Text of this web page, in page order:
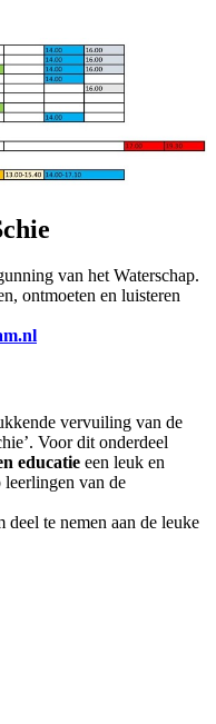
van het Waterschap.
ontmoeten en luisteren
vervuiling van de
Voor dit onderdeel
educatie een leuk en
leerlingen van de
te nemen aan de leuke